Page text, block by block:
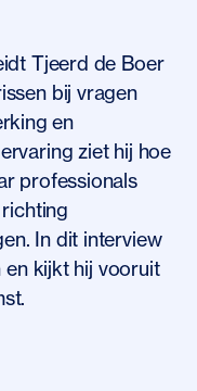
Tjeerd de Boer
bij vragen
en
ziet hij hoe
professionals
In dit interview
kijkt hij vooruit